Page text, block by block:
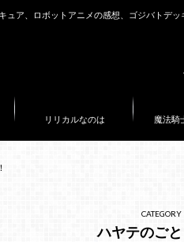
ュア、ロボットアニメの感想、ゴジバトデッ
リリカルなのは 魔法騎
CATEGORY
ハヤテのごと